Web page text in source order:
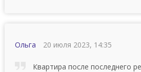
Ольга 20 июля 2023, 14:35
Квартира после последнего